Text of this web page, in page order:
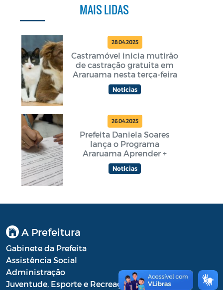
MAIS LIDAS
28.04.2025
Castramóvel inicia mutirão
de castração gratuita em
Araruama nesta terça-feira
Notícias
26.04.2025
Prefeita Daniela Soares
lança o Programa
Araruama Aprender +
Notícias
A Prefeitura
Gabinete da Prefeita
Assistência Social
Administração
Juventude, Esporte e Recreação